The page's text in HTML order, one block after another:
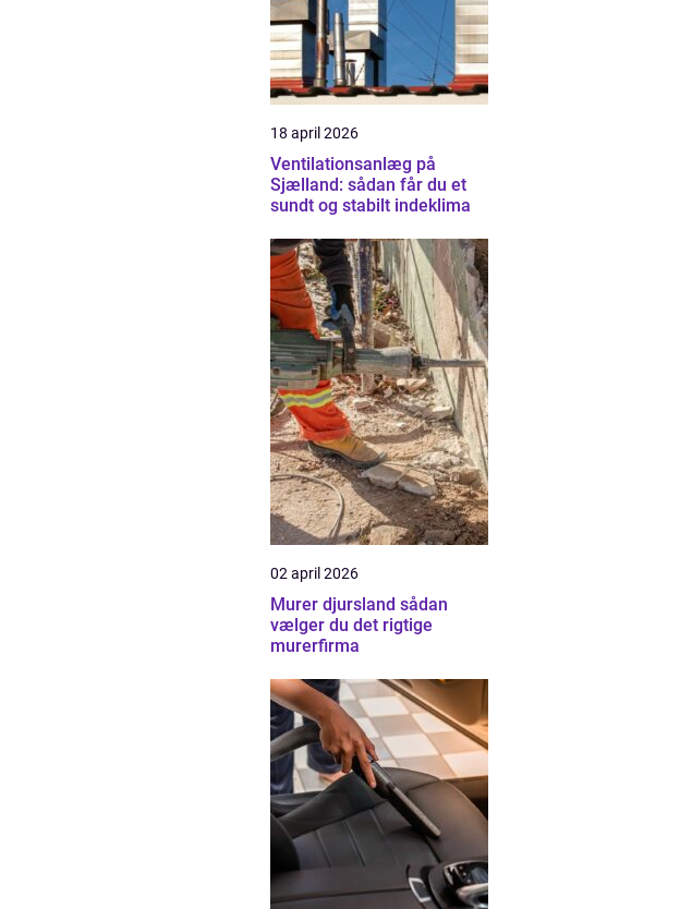
18 april 2026
Ventilationsanlæg på
Sjælland: sådan får du et
sundt og stabilt indeklima
02 april 2026
Murer djursland sådan
vælger du det rigtige
murerfirma